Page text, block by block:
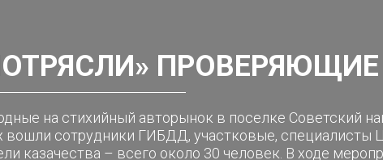
ПРОВЕРЯЮЩИЕ
на стихийный авторынок в поселке Советский
сотрудники ГИБДД, участковые, специалисты
казачества – всего около 30 человек. В ходе